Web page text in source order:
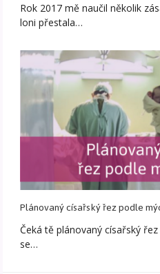
Rok 2017 mě naučil několik
loni přestala…
Plánovaný císařský řez podle
Čeká tě plánovaný císařský
se…